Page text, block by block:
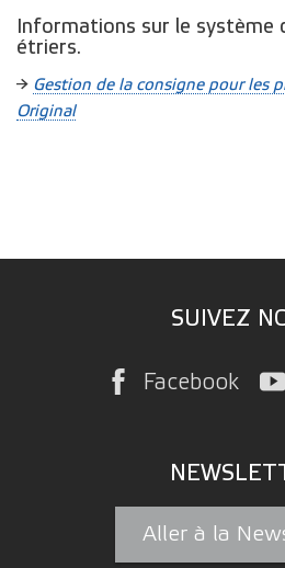
Informations sur le système
étriers.
→ Gestion de la consigne pour les
Original
SUIVEZ
Facebook
Aller à la